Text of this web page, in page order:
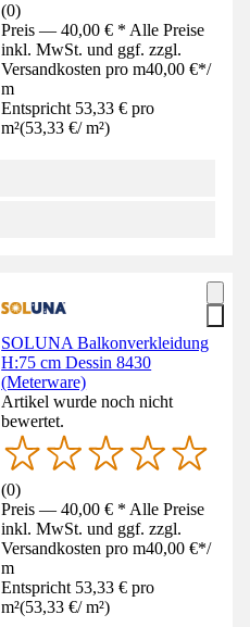
(0)
Preis — 40,00 € * Alle Preise
inkl. MwSt. und ggf. zzgl.
Versandkosten pro m40,00 €*/
m
Entspricht 53,33 € pro
m²(53,33 €/ m²)
SOLUNA Balkonverkleidung
H:75 cm Dessin 8430
(Meterware)
Artikel wurde noch nicht
bewertet.
(0)
Preis — 40,00 € * Alle Preise
inkl. MwSt. und ggf. zzgl.
Versandkosten pro m40,00 €*/
m
Entspricht 53,33 € pro
m²(53,33 €/ m²)